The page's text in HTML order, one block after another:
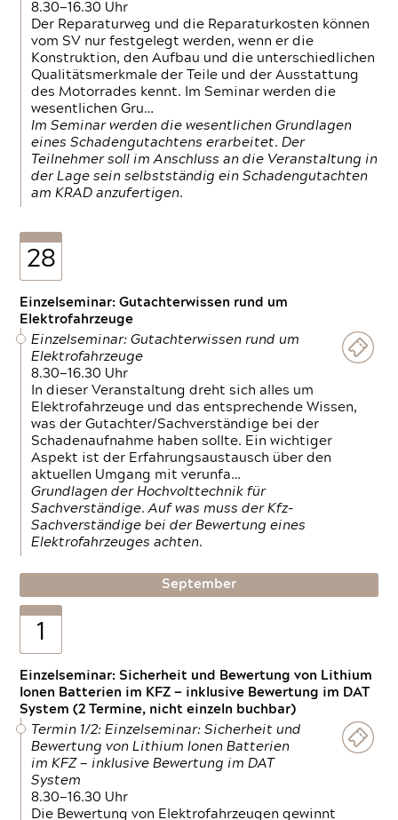
8.30—16.30 Uhr
Der Reparaturweg und die Reparaturkosten können
vom SV nur festgelegt werden, wenn er die
Konstruktion, den Aufbau und die unterschiedlichen
Qualitätsmerkmale der Teile und der Ausstattung
des Motorrades kennt. Im Seminar werden die
wesentlichen Gru…
Im Seminar werden die wesentlichen Grundlagen
eines Schadengutachtens erarbeitet. Der
Teilnehmer soll im Anschluss an die Veranstaltung in
der Lage sein selbstständig ein Schadengutachten
am KRAD anzufertigen.
28
Einzelseminar: Gutachterwissen rund um
Elektrofahrzeuge
Einzelseminar: Gutachterwissen rund um
Elektrofahrzeuge
8.30—16.30 Uhr
In dieser Veranstaltung dreht sich alles um
Elektrofahrzeuge und das entsprechende Wissen,
was der Gutachter/Sachverständige bei der
Schadenaufnahme haben sollte. Ein wichtiger
Aspekt ist der Erfahrungsaustausch über den
aktuellen Umgang mit verunfa…
Grundlagen der Hochvolttechnik für
Sachverständige. Auf was muss der Kfz-
Sachverständige bei der Bewertung eines
Elektrofahrzeuges achten.
September
1
Einzelseminar: Sicherheit und Bewertung von Lithium
Ionen Batterien im KFZ — inklusive Bewertung im DAT
System (2 Termine, nicht einzeln buchbar)
Termin 1/2: Einzelseminar: Sicherheit und
Bewertung von Lithium Ionen Batterien
im KFZ — inklusive Bewertung im DAT
System
8.30—16.30 Uhr
Die Bewertung von Elektrofahrzeugen gewinnt